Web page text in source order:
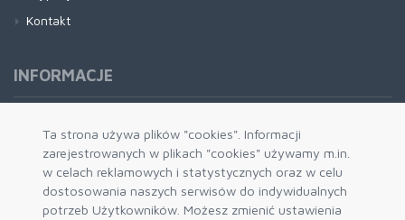
Ta strona używa plików "cookies". Informacji
zarejestrowanych w plikach "cookies" używamy m.in.
w celach reklamowych i statystycznych oraz w celu
dostosowania naszych serwisów do indywidualnych
potrzeb Użytkowników. Możesz zmienić ustawienia
Kontakt
INFORMACJE
Formy płatności
Dostawa i wysyłka
Zwrot i wymiana
System rabatowy